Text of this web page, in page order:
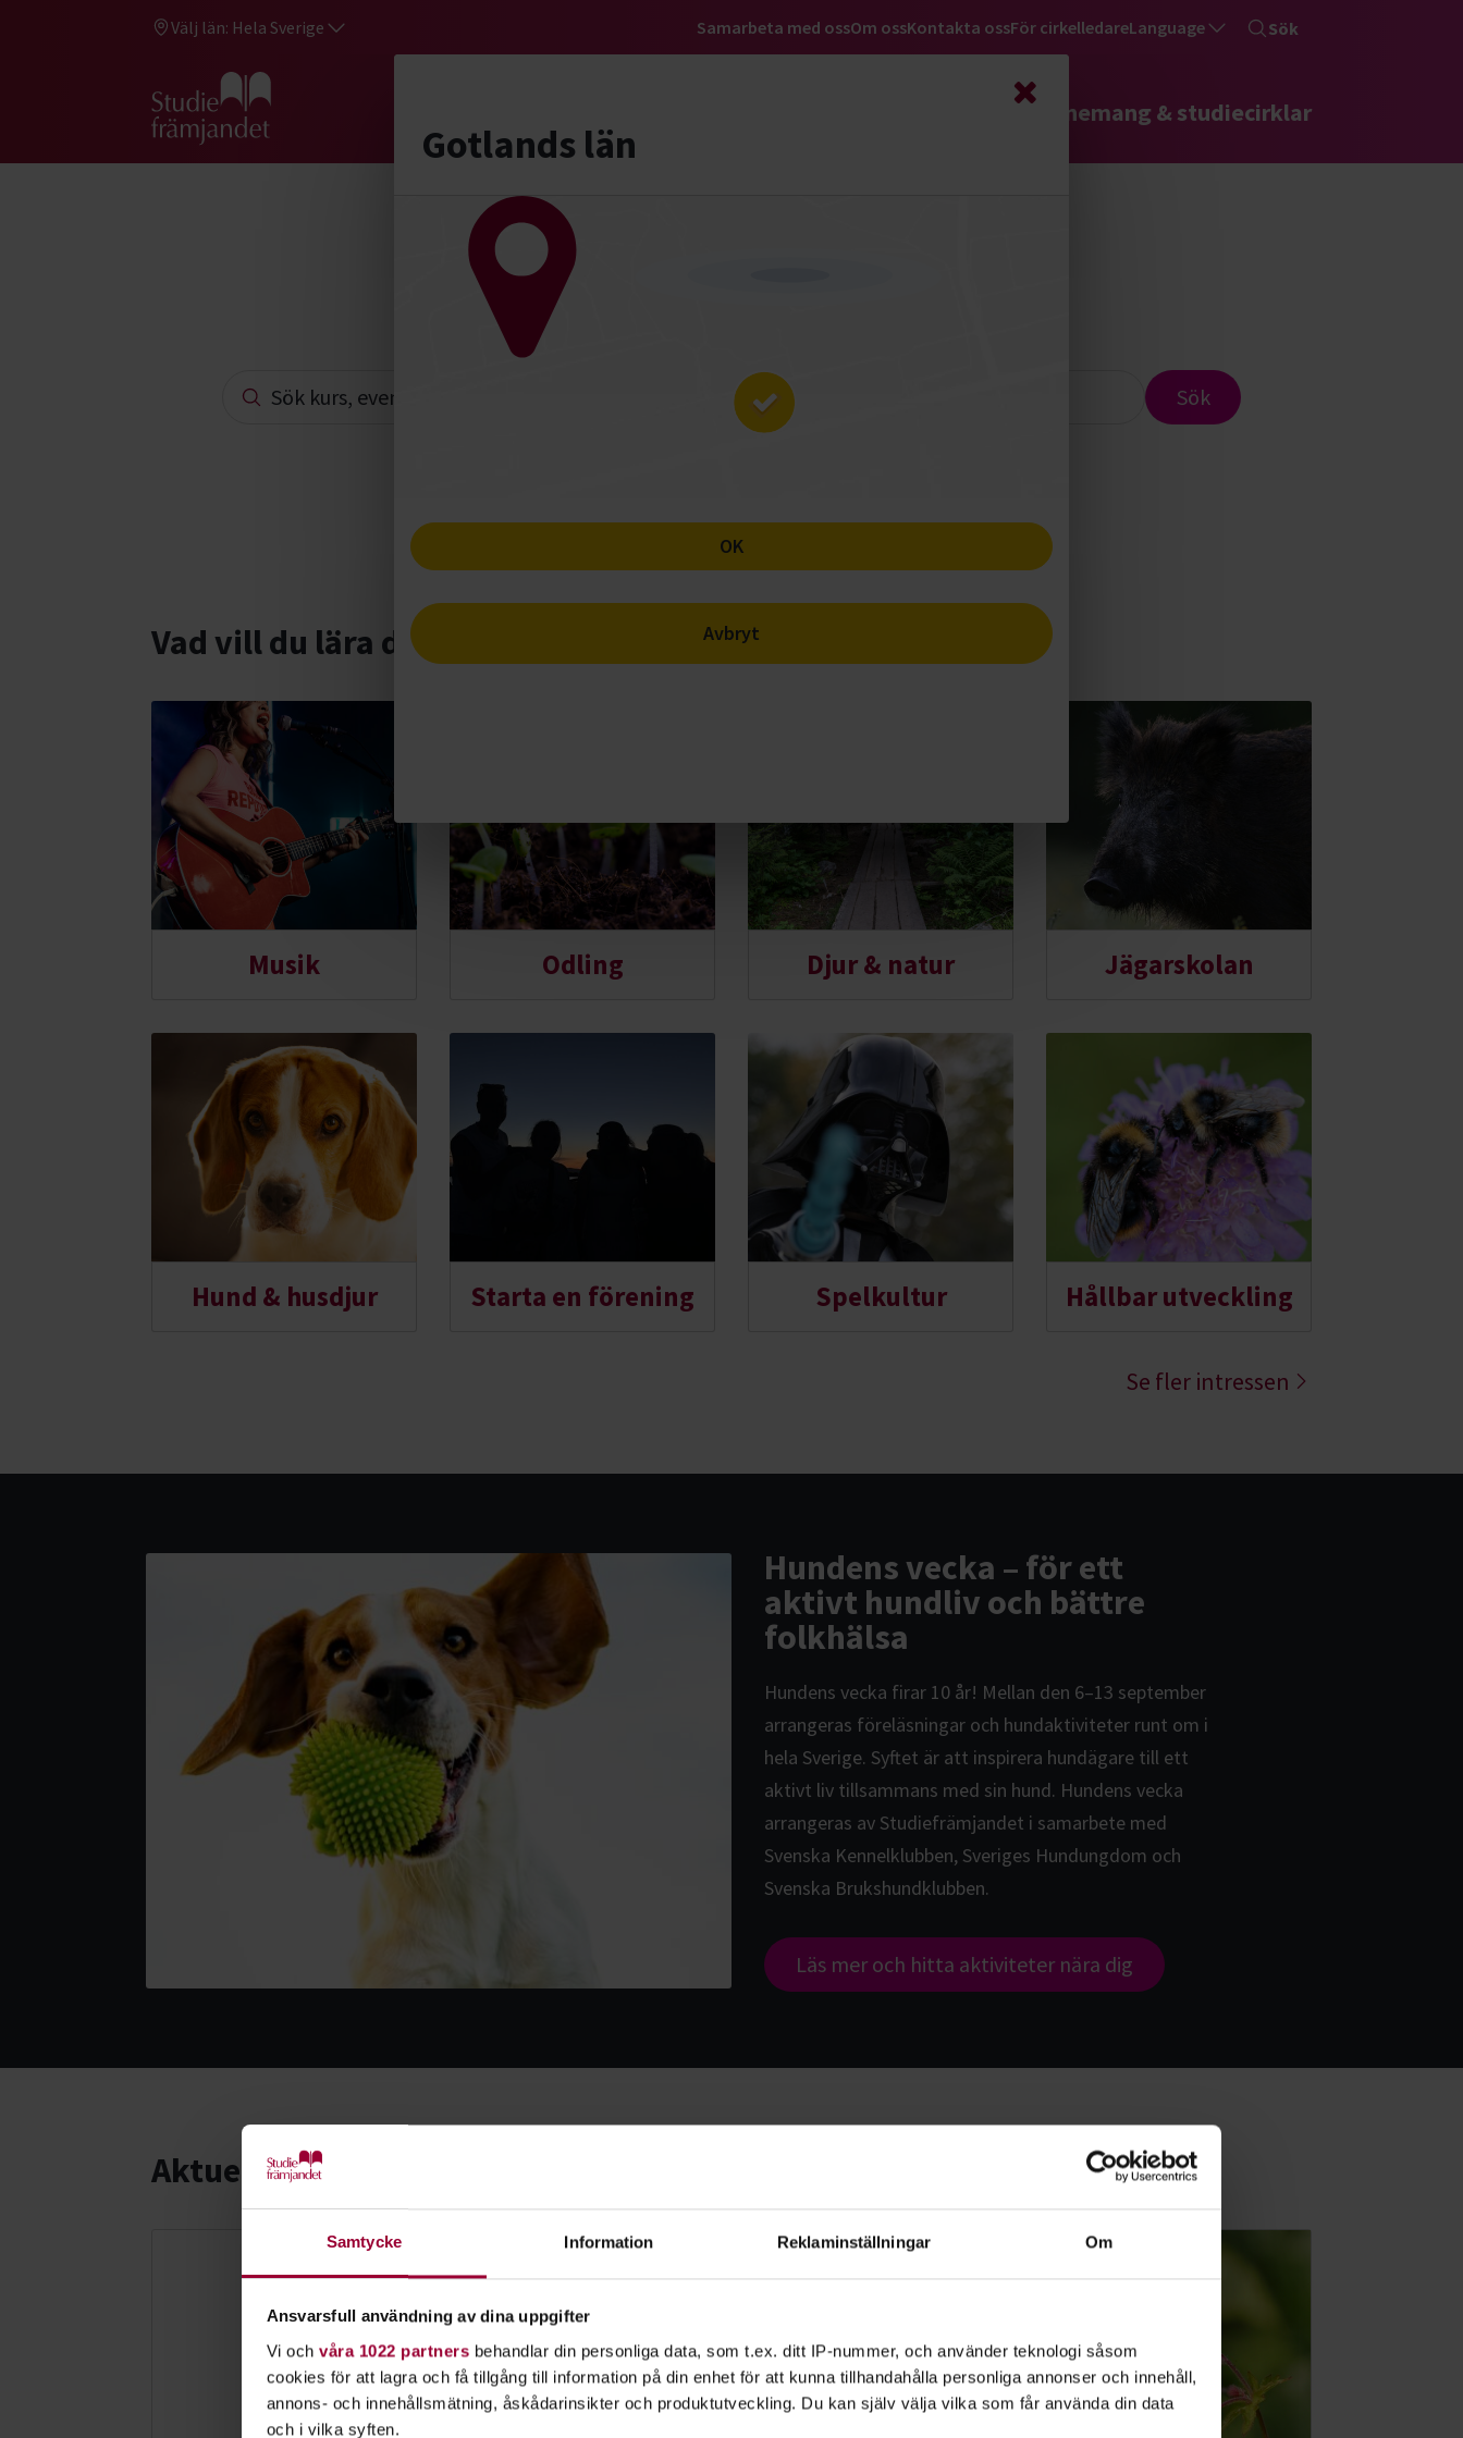
Samtycke Information Reklaminställningar Om
Ansvarsfull användning av dina uppgifter
Vi och våra 1022 partners behandlar din personliga data, som t.ex. ditt IP-nummer, och använder teknologi såsom
cookies för att lagra och få tillgång till information på din enhet för att kunna tillhandahålla personliga annonser och innehåll,
annons- och innehållsmätning, åskådarinsikter och produktutveckling. Du kan själv välja vilka som får använda din data
och i vilka syften.
Välj län: Hela Sverige Samarbeta med ossOm ossKontakta ossFör cirkelledareLanguage Sök
Gå till studiefrämjandets startsida Sök kurser, evenemang & studiecirklar
Tillsammans kan vi mer
Sök kurs, evenemang studiecirklar Sök plats eller distans Sök
Vad vill du lära dig mer om?
Musik Odling Djur & natur Jägarskolan
Hund & husdjur Starta en förening Spelkultur Hållbar utveckling
Se fler intressen
Hundens vecka – för ett
aktivt hundliv och bättre
folkhälsa
Hundens vecka firar 10 år! Mellan den 6–13 september
arrangeras föreläsningar och hundaktiviteter runt om i
hela Sverige. Syftet är att inspirera hundägare till ett
aktivt liv tillsammans med sin hund. Hundens vecka
arrangeras av Studiefrämjandet i samarbete med
Svenska Kennelklubben, Sveriges Hundungdom och
Svenska Brukshundklubben.
Läs mer och hitta aktiviteter nära dig
Aktuellt
Gotlands län
Gotlands län
OK
Avbryt
Stäng